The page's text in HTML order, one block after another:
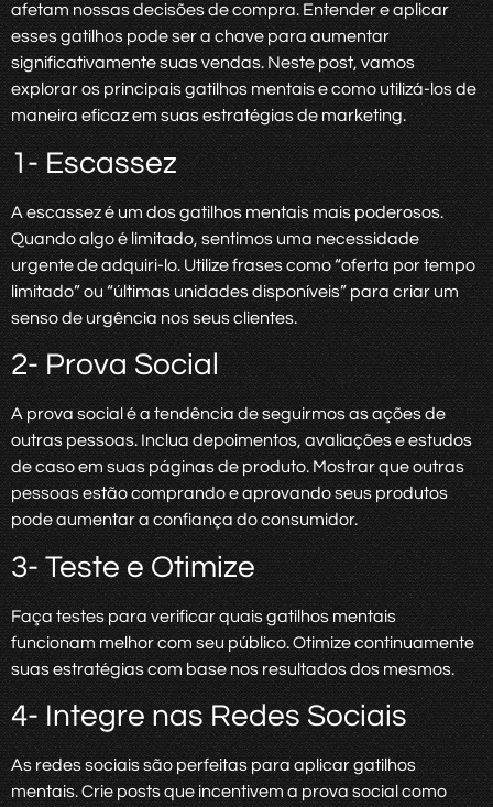
afetam nossas decisões de compra. Entender e aplicar
esses gatilhos pode ser a chave para aumentar
significativamente suas vendas. Neste post, vamos
explorar os principais gatilhos mentais e como utilizá-los de
maneira eficaz em suas estratégias de marketing.
1- Escassez
A escassez é um dos gatilhos mentais mais poderosos.
Quando algo é limitado, sentimos uma necessidade
urgente de adquiri-lo. Utilize frases como “oferta por tempo
limitado” ou “últimas unidades disponíveis” para criar um
senso de urgência nos seus clientes.
2- Prova Social
A prova social é a tendência de seguirmos as ações de
outras pessoas. Inclua depoimentos, avaliações e estudos
de caso em suas páginas de produto. Mostrar que outras
pessoas estão comprando e aprovando seus produtos
pode aumentar a confiança do consumidor.
3- Teste e Otimize
Faça testes para verificar quais gatilhos mentais
funcionam melhor com seu público. Otimize continuamente
suas estratégias com base nos resultados dos mesmos.
4- Integre nas Redes Sociais
As redes sociais são perfeitas para aplicar gatilhos
mentais. Crie posts que incentivem a prova social como